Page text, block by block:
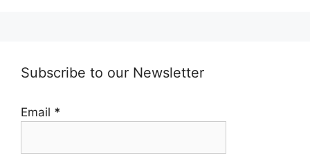
Subscribe to our Newsletter
Email *